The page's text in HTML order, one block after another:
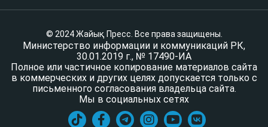
© 2024 Жайық Пресс. Все права защищены.
Министерство информации и коммуникаций РК,
30.01.2019 г., № 17490-ИА
Полное или частичное копирование материалов сайта
в коммерческих и других целях допускается только с
письменного согласования владельца сайта.
Мы в социальных сетях